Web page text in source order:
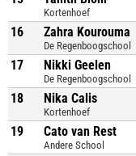
Kortenhoef
16 Zahra Kourouma
De Regenboogschool
17 Nikki Geelen
De Regenboogschool
18 Nika Calis
Kortenhoef
19 Cato van Rest
Andere School